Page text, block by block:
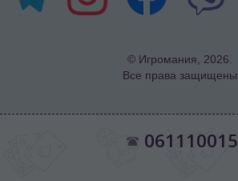
© Игромания, 2026.
Все права защищены
061110015